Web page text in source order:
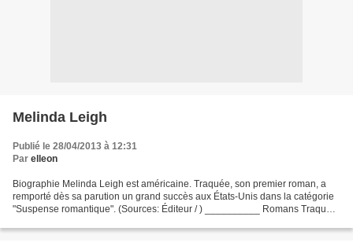
Melinda Leigh
Publié le 28/04/2013 à 12:31
Par elleon
Biographie Melinda Leigh est américaine. Traquée, son premier roman, a
remporté dès sa parution un grand succès aux États-Unis dans la catégorie
"Suspense romantique". (Sources: Éditeur / ) __________ Romans Traquée